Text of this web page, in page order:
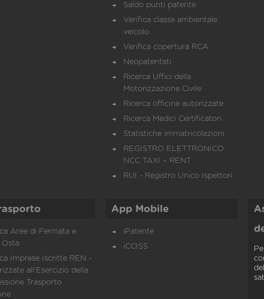
Saldo punti patente
Verifica classe ambientale
veicolo
Verifica copertura RCA
Neopatentati
Ricerca Uffici della
Motorizzazione Civile
Ricerca officine autorizzate
Ricerca Medici Certificatori
Statistiche immatricolazioni
REGISTRO ELETTRONICO
NCC TAXI – RENT
RUI - Registro Unico Ispettori
Aree di Fermata e
Osta
Imprese Iscritte REN -
all'Esercizio della
Trasporto
App Mobile
iPatente
iCCISS